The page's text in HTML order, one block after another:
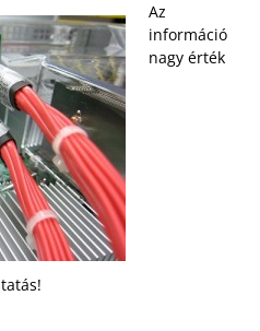
Az
információ
nagy érték